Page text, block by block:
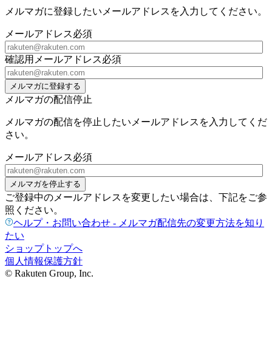
メルマガに登録したいメールアドレスを入力してください。
メールアドレス必須
確認用メールアドレス必須
メルマガに登録する
メルマガの配信停止
メルマガの配信を停止したいメールアドレスを入力してくだ
さい。
メールアドレス必須
メルマガを停止する
ご登録中のメールアドレスを変更したい場合は、下記をご参
照ください。
ヘルプ・お問い合わせ - メルマガ配信先の変更方法を知り
たい
ショップトップへ
個人情報保護方針
© Rakuten Group, Inc.